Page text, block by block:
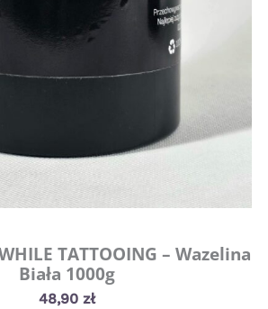
TATTOOING – Wazelina
Biała 1000g
48,90 zł